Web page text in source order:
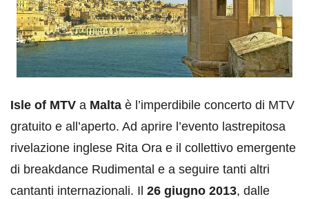
Isle of MTV a Malta è l’imperdibile concerto di MTV
gratuito e all’aperto. Ad aprire l’evento lastrepitosa
rivelazione inglese Rita Ora e il collettivo emergente
di breakdance Rudimental e a seguire tanti altri
cantanti internazionali. Il 26 giugno 2013, dalle